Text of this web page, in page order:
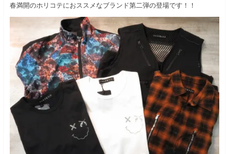
春満開のホリコテにおススメなブランド第二弾の登場です！！